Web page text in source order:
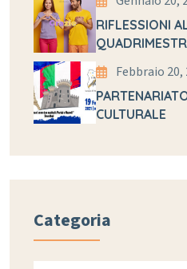
RIFLESSIONI
Febbraio 20,
CULTURALE
Categoria